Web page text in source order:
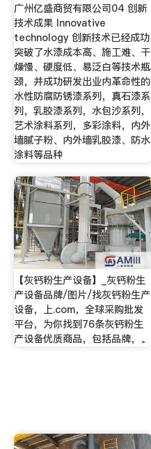
广州亿盛商贸有限公司04 创新
技术成果 Innovative
technology 创新技术已经成功
突破了水漆成本高、施工难、干
燥慢、硬度低、易泛白等技术瓶
颈，并成功研发出业内革命性的
水性防腐防锈漆系列，真石漆系
列，乳胶漆系列，水包沙系列，
艺术涂料系列，多彩涂料，内外
墙腻子粉、内外墙乳胶漆、防水
涂料等品种
【灰钙粉生产设备】_灰钙粉生
产设备品牌/图片/找灰钙粉生产
设备，上.com，全球采购批发
平台，为你找到76条灰钙粉生
产设备优质商品，包括品牌，。